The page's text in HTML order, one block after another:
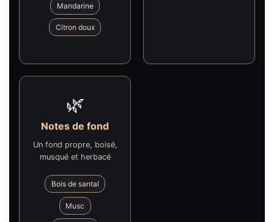
Mandarine
Citron doux
🌿
Notes de fond
Un fond propre, boisé,
musqué et herbacé
Bois de santal
Musc